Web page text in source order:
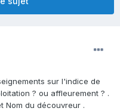
sur l'indice de
? ou affleurement ? .
Nom du découvreur .